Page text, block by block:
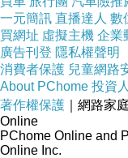
商品訊息功能:
品號：2459365
一元簡訊 直播達人 數
買網址 虛擬主機 企業
廣告刊登 隱私權聲明
消費者保護 兒童網路
About PChome 投資
著作權保護 ｜網路家
Online
PChome Online and
Online Inc.